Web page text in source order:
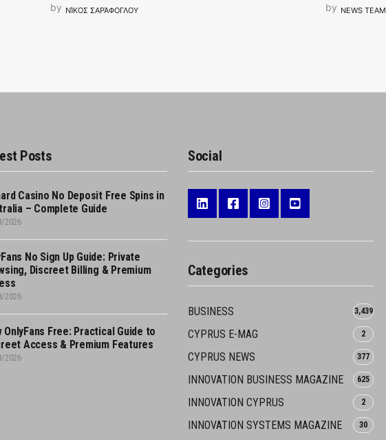
by ΝΊΚΟΣ ΣΑΡΆΦΟΓΛΟΥ by NEWS TEAM
Posts
Casino No Deposit Free Spins in
– Complete Guide
2026
No Sign Up Guide: Private
Discreet Billing & Premium
2026
OnlyFans Free: Practical Guide to
Access & Premium Features
2026
Social
Categories
BUSINESS 3,439
CYPRUS E-MAG 2
CYPRUS NEWS 377
INNOVATION BUSINESS MAGAZINE 625
INNOVATION CYPRUS 2
INNOVATION SYSTEMS MAGAZINE 30